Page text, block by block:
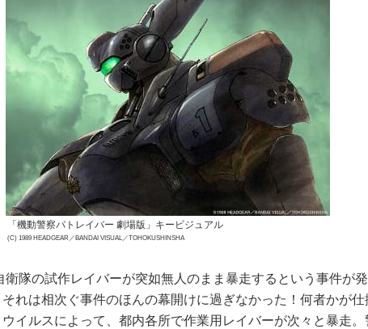
「機動警察パトレイバー 劇場版」キービジュアル
(C) 1989 HEADGEAR／BANDAI VISUAL／TOHOKUSHINSHA
衛隊の試作レイバーが突如無人のまま暴走するという事件が
れは相次ぐ事件のほんの幕開けに過ぎなかった！何者かが仕
イルスによって、都内各所で作業用レイバーが次々と暴走。